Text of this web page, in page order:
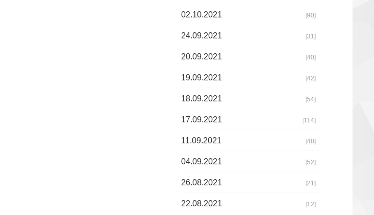
02.10.2021 [90]
24.09.2021 [31]
20.09.2021 [40]
19.09.2021 [42]
18.09.2021 [54]
17.09.2021 [114]
11.09.2021 [48]
04.09.2021 [52]
26.08.2021 [21]
22.08.2021 [12]